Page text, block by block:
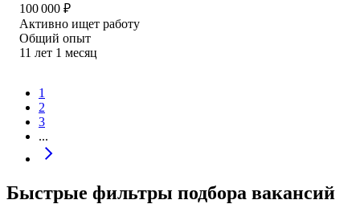
100 000 ₽
Активно ищет работу
Общий опыт
11 лет 1 месяц
1
2
3
...
Быстрые фильтры подбора вакансий